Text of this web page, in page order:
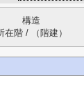
構造
在階 / （階建）